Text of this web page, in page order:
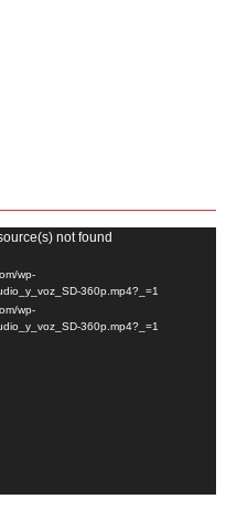
not found
wp-
360p.mp4?_=1
wp-
360p.mp4?_=1